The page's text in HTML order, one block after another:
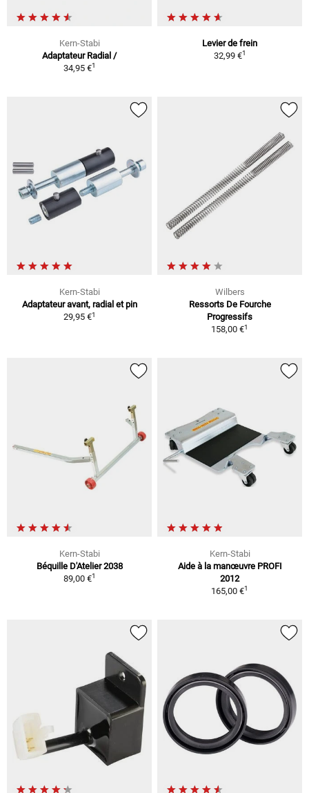
Kern-Stabi
Adaptateur Radial /
34,95 €1
Levier de frein
32,99 €1
Kern-Stabi
Adaptateur avant, radial et pin
29,95 €1
Wilbers
Ressorts De Fourche
Progressifs
158,00 €1
Kern-Stabi
Béquille D'Atelier 2038
89,00 €1
Kern-Stabi
Aide à la manœuvre PROFI
2012
165,00 €1